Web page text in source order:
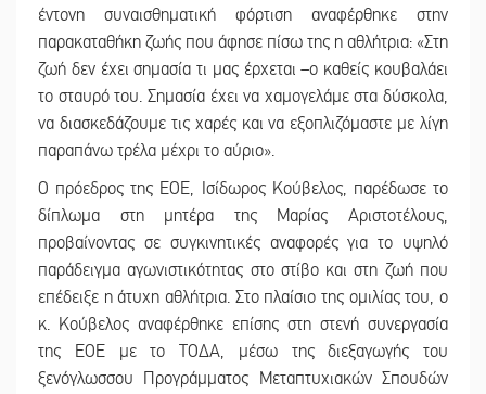
έντονη συναισθηματική φόρτιση αναφέρθηκε στην
παρακαταθήκη ζωής που άφησε πίσω της η αθλήτρια: «Στη
ζωή δεν έχει σημασία τι μας έρχεται –ο καθείς κουβαλάει
το σταυρό του. Σημασία έχει να χαμογελάμε στα δύσκολα,
να διασκεδάζουμε τις χαρές και να εξοπλιζόμαστε με λίγη
παραπάνω τρέλα μέχρι το αύριο».
Ο πρόεδρος της ΕΟΕ, Ισίδωρος Κούβελος, παρέδωσε το
δίπλωμα στη μητέρα της Μαρίας Αριστοτέλους,
προβαίνοντας σε συγκινητικές αναφορές για το υψηλό
παράδειγμα αγωνιστικότητας στο στίβο και στη ζωή που
επέδειξε η άτυχη αθλήτρια. Στο πλαίσιο της ομιλίας του, ο
κ. Κούβελος αναφέρθηκε επίσης στη στενή συνεργασία
της ΕΟΕ με το ΤΟΔΑ, μέσω της διεξαγωγής του
ξενόγλωσσου Προγράμματος Μεταπτυχιακών Σπουδών